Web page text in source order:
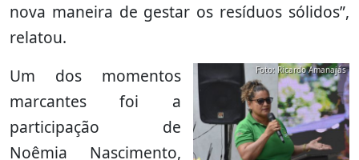
nova maneira de gestar os resíduos sólidos”,
relatou.
Foto: Ricardo Amanajás
Um dos momentos
marcantes foi a
participação de
Noêmia Nascimento,